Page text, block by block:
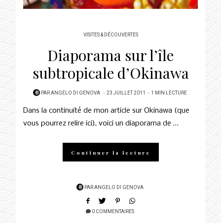
VISITES & DÉCOUVERTES
Diaporama sur l’île
subtropicale d’Okinawa
PARANGELO DI GENOVA
POSTED
23 JUILLET 2011 1 MIN LECTURE
Dans la continuité de mon article sur Okinawa (que
vous pourrez relire ici), voici un diaporama de …
Continuer la lecture
PARANGELO DI GENOVA
0 COMMENTAIRES